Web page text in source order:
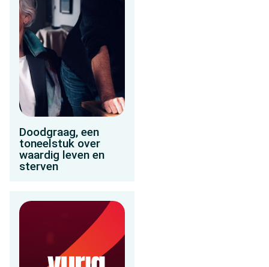
Doodgraag, een
toneelstuk over
waardig leven en
sterven